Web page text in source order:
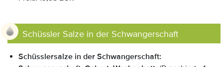
Schüssler Salze in der Schwangerschaft
Schüsslersalze in der Schwangerschaft: